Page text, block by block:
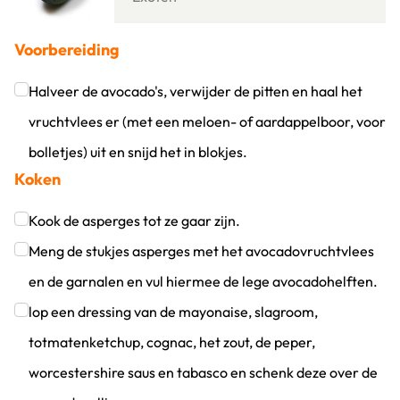
Voorbereiding
Halveer de avocado's, verwijder de pitten en haal het
vruchtvlees er (met een meloen- of aardappelboor, voor
bolletjes) uit en snijd het in blokjes.
Klik om dit selectievakje aan te vinken
Koken
Kook de asperges tot ze gaar zijn.
Klik om dit selectievakje aan te vinken
Meng de stukjes asperges met het avocadovruchtvlees
en de garnalen en vul hiermee de lege avocadohelften.
Klik om dit selectievakje aan te vinken
lop een dressing van de mayonaise, slagroom,
totmatenketchup, cognac, het zout, de peper,
worcestershire saus en tabasco en schenk deze over de